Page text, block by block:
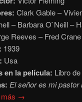
Clark Gable –
– Barbara O`Neill –
Reeves – Fred
1939
Usa
en la película: Libro
El señor es mi
más →